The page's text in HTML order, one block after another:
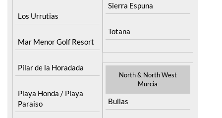
Los Urrutias
Mar Menor Golf Resort
Pilar de la Horadada
Playa Honda / Playa
Paraiso
Sierra Espuna
Totana
North & North West
Murcia
Bullas